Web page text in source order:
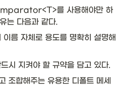
를 사용해야만 하
는 다음과 같다.
이름 자체로 용도를 명확히 설명해
시 지켜야 할 규약을 담고 있다.
조합해주는 유용한 디폴트 메세